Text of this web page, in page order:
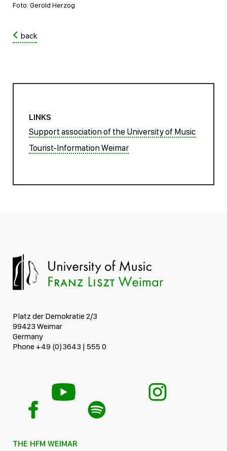
Foto: Gerold Herzog
back
LINKS
Support association of the University of Music
Tourist-Information Weimar
Platz der Demokratie 2/3
99423 Weimar
Germany
Phone +49 (0)3643 | 555 0
THE HFM WEIMAR